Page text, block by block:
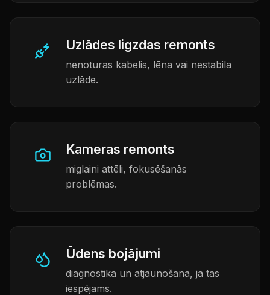
Uzlādes ligzdas remonts
nenoturas kabelis, lēna vai nestabila
uzlāde.
Kameras remonts
miglaini attēli, fokusēšanās
problēmas.
Ūdens bojājumi
diagnostika un atjaunošana, ja tas
iespējams.